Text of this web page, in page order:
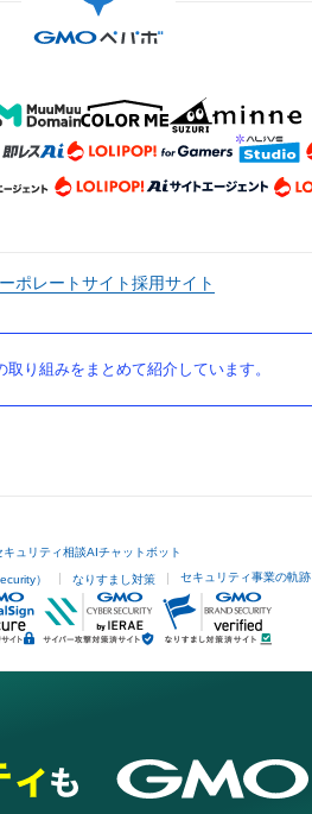
ポレートサイト採用サイト
り組みをまとめて紹介しています。
キュリティ相談AIチャットボット
） なりすまし対策 セキュリティ事業の軌跡